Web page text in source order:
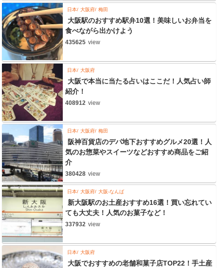
日本 大阪府 梅田
大阪駅のおすすめ駅弁10選！美味しいお弁当を
食べながら出かけよう
435625 view
日本 大阪府
大阪で本当に当たる占いはここだ！人気占い師
紹介！
408912 view
日本 大阪府 梅田
阪神百貨店のデパ地下おすすめグルメ20選！人
気のお惣菜やスイーツなどおすすめ商品をご紹
介
380428 view
日本 大阪府 大阪-なんば
新大阪駅のお土産おすすめ16選！買い忘れてい
ても大丈夫！人気のお菓子など！
337932 view
日本 大阪府
大阪でおすすめの老舗和菓子店TOP22！手土産